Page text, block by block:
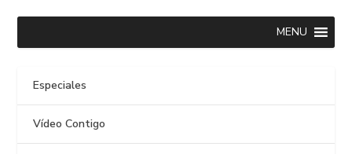
MENU
Especiales
Vídeo Contigo